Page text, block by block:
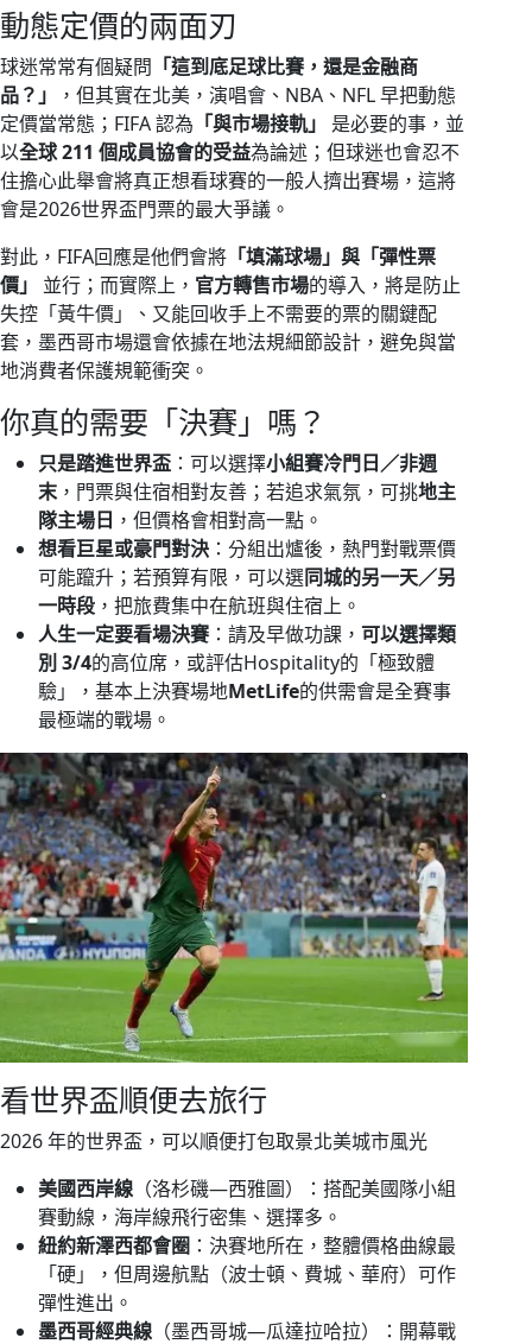
動態定價的兩面刃
球迷常常有個疑問 「這到底足球比賽，還是金融商
品？」
，但其實在北美，演唱會、NBA、NFL 早把動態
定價當常態；FIFA 認為 「與市場接軌」
是必要的事，並
以全球 211 個成員協會的受益為論述；但球迷也會忍不
住擔心此舉會將真正想看球賽的一般人擠出賽場，這將
會是2026世界盃門票的最大爭議。
對此，FIFA回應是他們會將 「填滿球場」與「彈性票
價」
並行；而實際上， 官方轉售市場的導入，將是防止
失控「黃牛價」、又能回收手上不需要的票的關鍵配
套，墨西哥市場還會依據在地法規細節設計，避免與當
地消費者保護規範衝突。
你真的需要「決賽」嗎？
只是踏進世界盃 ：可以選擇小組賽冷門日／非週
末，門票與住宿相對友善；若追求氣氛，可挑地主
隊主場日 ，但價格會相對高一點。
想看巨星或豪門對決 ：分組出爐後，熱門對戰票價
可能躥升；若預算有限，可以選同城的另一天／另
一時段 ，把旅費集中在航班與住宿上。
人生一定要看場決賽 ：請及早做功課， 可以選擇類
別 3/4的高位席，或評估Hospitality的「極致體
驗」，基本上決賽場地MetLife的供需會是全賽事
最極端的戰場。
看世界盃順便去旅行
2026 年的世界盃，可以順便打包取景北美城市風光
美國西岸線 （洛杉磯—西雅圖）：搭配美國隊小組
賽動線，海岸線飛行密集、選擇多。
紐約新澤西都會圈 ：決賽地所在，整體價格曲線最
「硬」，但周邊航點（波士頓、費城、華府）可作
彈性進出。
墨西哥經典線 （墨西哥城—瓜達拉哈拉）：開幕戰